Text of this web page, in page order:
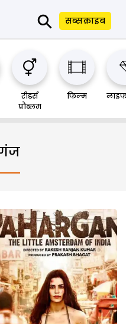
⚲ सब्सक्राइब
रीडर्स
प्रौब्लम
फिल्म